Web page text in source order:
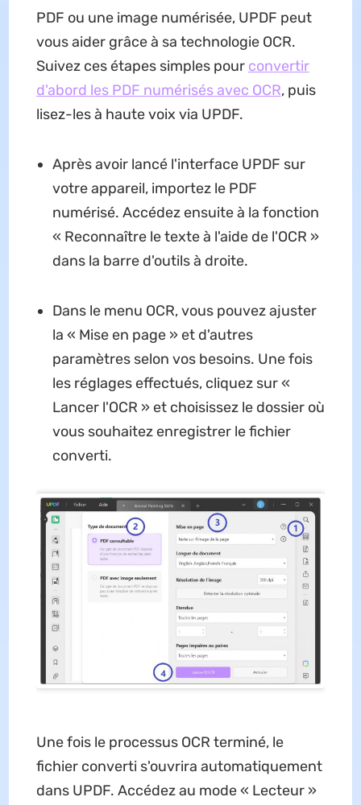
PDF ou une image numérisée, UPDF peut
vous aider grâce à sa technologie OCR.
Suivez ces étapes simples pour convertir
d'abord les PDF numérisés avec OCR, puis
lisez-les à haute voix via UPDF.
Après avoir lancé l'interface UPDF sur
votre appareil, importez le PDF
numérisé. Accédez ensuite à la fonction
« Reconnaître le texte à l'aide de l'OCR »
dans la barre d'outils à droite.
Dans le menu OCR, vous pouvez ajuster
la « Mise en page » et d'autres
paramètres selon vos besoins. Une fois
les réglages effectués, cliquez sur «
Lancer l'OCR » et choisissez le dossier où
vous souhaitez enregistrer le fichier
converti.
Une fois le processus OCR terminé, le
fichier converti s'ouvrira automatiquement
dans UPDF. Accédez au mode « Lecteur »